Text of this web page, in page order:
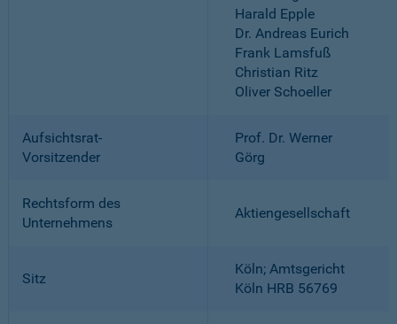
Harald Epple
Dr. Andreas Eurich
Frank Lamsfuß
Christian Ritz
Oliver Schoeller
Aufsichtsrat-
Vorsitzender
Prof. Dr. Werner
Görg
Rechtsform des
Unternehmens
Aktiengesellschaft
Sitz
Köln; Amtsgericht
Köln HRB 56769